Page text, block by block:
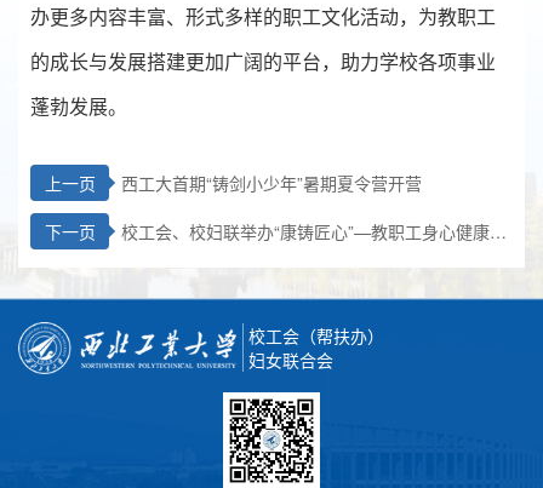
办更多内容丰富、形式多样的职工文化活动，为教职工
的成长与发展搭建更加广阔的平台，助力学校各项事业
蓬勃发展。
上一页
西工大首期“铸剑小少年”暑期夏令营开营
下一页
校工会、校妇联举办“康铸匠心”—教职工身心健康专
校工会（帮扶办）
妇女联合会